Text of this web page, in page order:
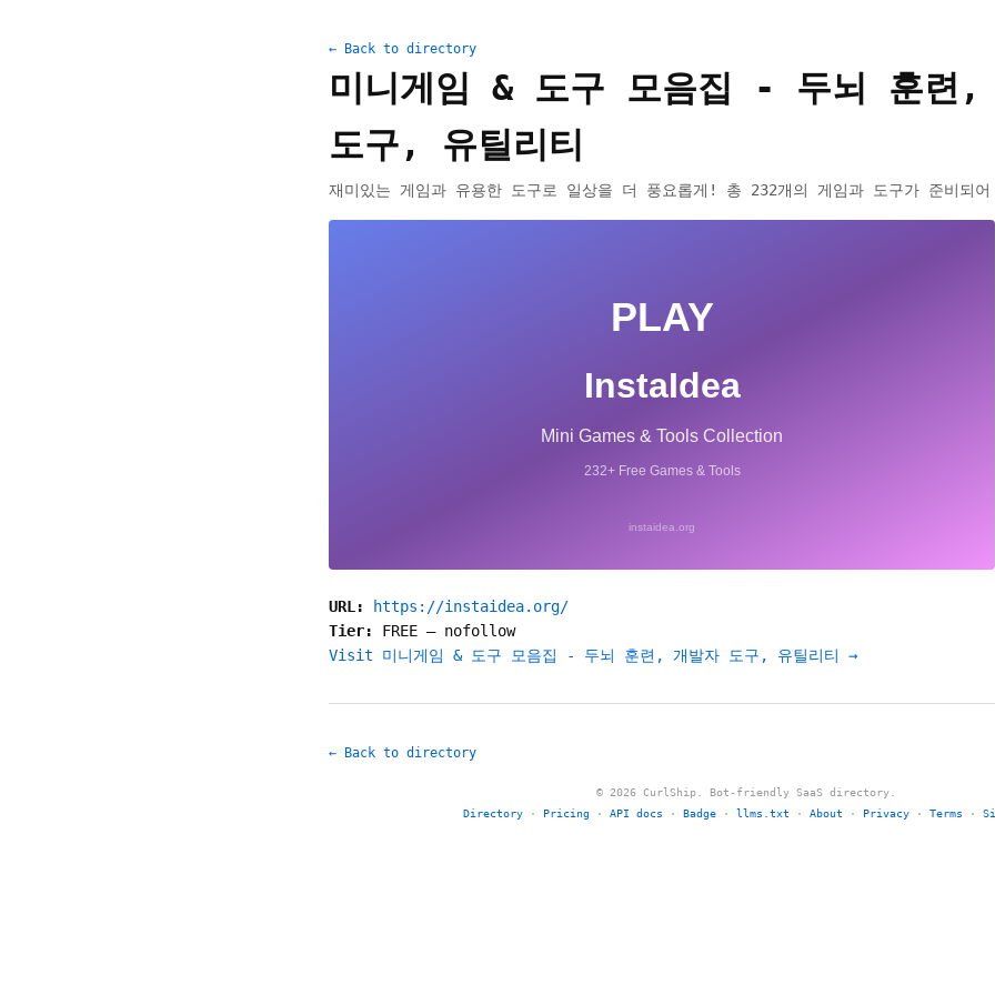
← Back to directory
미니게임 & 도구 모음집 - 두뇌 훈련,
도구, 유틸리티
재미있는 게임과 유용한 도구로 일상을 더 풍요롭게! 총 232개의 게임과 도구가 준비되어
URL:
https://instaidea.org/
Tier: FREE — nofollow
Visit 미니게임 & 도구 모음집 - 두뇌 훈련, 개발자 도구, 유틸리티 →
← Back to directory
© 2026 CurlShip. Bot-friendly SaaS directory.
Directory · Pricing · API docs · Badge · llms.txt · About · Privacy · Terms ·